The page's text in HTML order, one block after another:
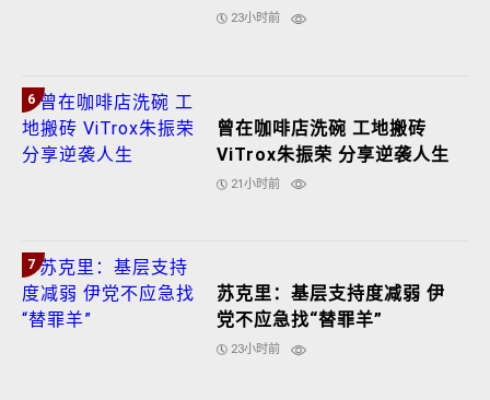
23小时前
6
曾在咖啡店洗碗 工地搬砖
ViTrox朱振荣 分享逆袭人生
21小时前
7
苏克里：基层支持度减弱 伊
党不应急找“替罪羊”
23小时前